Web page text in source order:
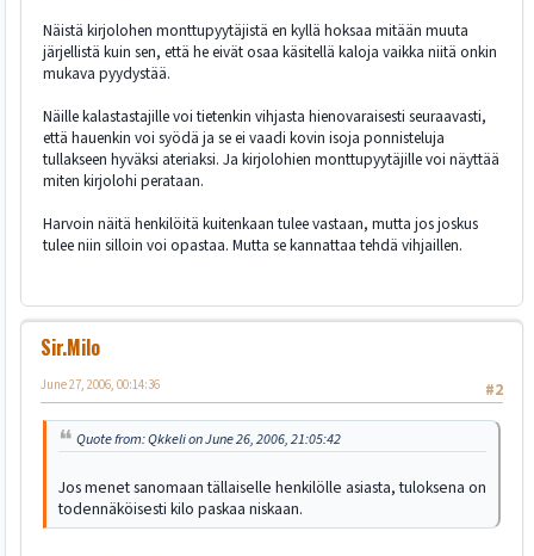
Näistä kirjolohen monttupyytäjistä en kyllä hoksaa mitään muuta
järjellistä kuin sen, että he eivät osaa käsitellä kaloja vaikka niitä onkin
mukava pyydystää.
Näille kalastastajille voi tietenkin vihjasta hienovaraisesti seuraavasti,
että hauenkin voi syödä ja se ei vaadi kovin isoja ponnisteluja
tullakseen hyväksi ateriaksi. Ja kirjolohien monttupyytäjille voi näyttää
miten kirjolohi perataan.
Harvoin näitä henkilöitä kuitenkaan tulee vastaan, mutta jos joskus
tulee niin silloin voi opastaa. Mutta se kannattaa tehdä vihjaillen.
Sir.Milo
#2
June 27, 2006, 00:14:36
Quote from: Qkkeli on June 26, 2006, 21:05:42
Jos menet sanomaan tällaiselle henkilölle asiasta, tuloksena on
todennäköisesti kilo paskaa niskaan.